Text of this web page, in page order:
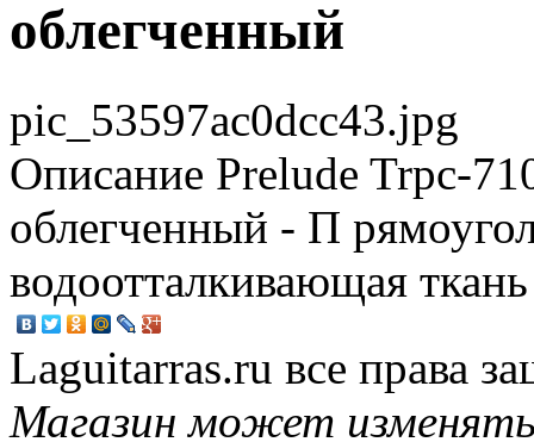
облегченный
pic_53597ac0dcc43.jpg
Описание Prelude Trpc-
облегченный - П
водоотталкивающая
Laguitarras.ru все права
Магазин может